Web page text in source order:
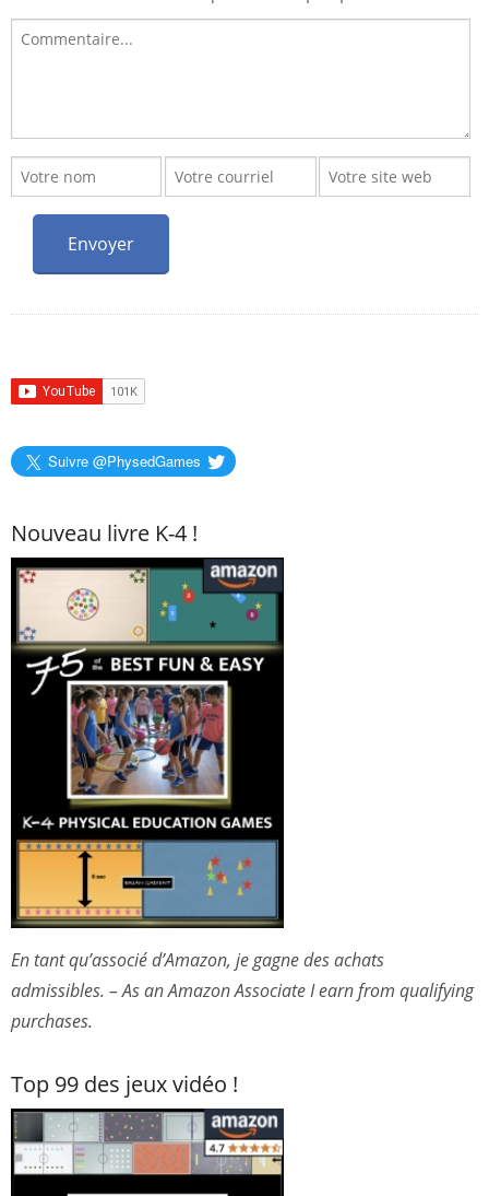
Suivre @PhysedGames
Nouveau livre K-4 !
En tant qu’associé d’Amazon, je gagne des achats
admissibles. – As an Amazon Associate I earn from qualifying
purchases.
Top 99 des jeux vidéo !